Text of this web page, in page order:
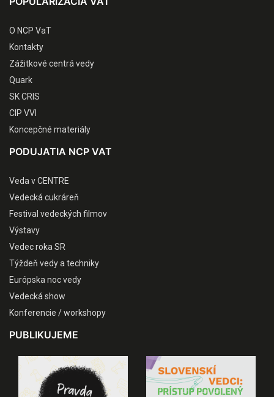
O NCP VaT
Kontakty
Zážitkové centrá vedy
Quark
SK CRIS
CIP VVI
Koncepčné materiály
PODUJATIA NCP VAT
Veda v CENTRE
Vedecká cukráreň
Festival vedeckých filmov
Výstavy
Vedec roka SR
Týždeň vedy a techniky
Európska noc vedy
Vedecká show
Konferencie / workshopy
PUBLIKUJEME